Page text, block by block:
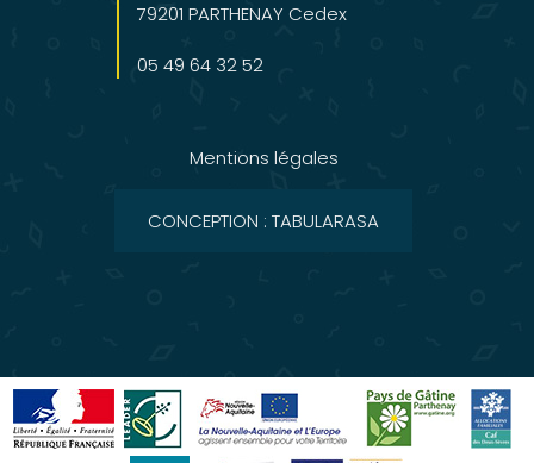
79201 PARTHENAY Cedex
05 49 64 32 52
Mentions légales
CONCEPTION : TABULARASA